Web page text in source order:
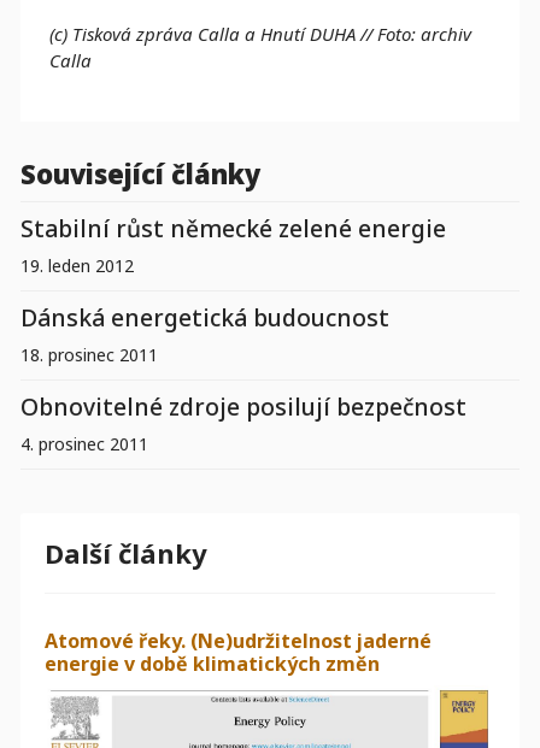
(c) Tisková zpráva Calla a Hnutí DUHA// Foto: archiv
Calla
Související články
Stabilní růst německé zelené energie
19. leden 2012
Dánská energetická budoucnost
18. prosinec 2011
Obnovitelné zdroje posilují bezpečnost
4. prosinec 2011
Další články
Atomové řeky. (Ne)udržitelnost jaderné
energie v době klimatických změn